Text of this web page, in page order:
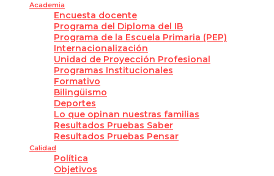
Academia
Encuesta docente
Programa del Diploma del IB
Programa de la Escuela Primaria (PEP)
Internacionalización
Unidad de Proyección Profesional
Programas Institucionales
Formativo
Bilingüismo
Deportes
Lo que opinan nuestras familias
Resultados Pruebas Saber
Resultados Pruebas Pensar
Calidad
Política
Objetivos